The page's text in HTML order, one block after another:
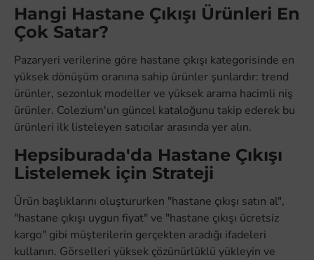
Hangi Hastane Çıkışı Ürünleri En
Çok Satar?
Pazaryeri verilerine göre hastane çıkışı kategorisinde en
yüksek dönüşüm oranına sahip ürünler şunlardır: trend
ürünler, sezonluk modeller ve yüksek arama hacimli niş
ürünler. Colezium'un güncel kataloğunu takip ederek bu
ürünleri ilk listeleyen satıcılar arasında yer alın.
Hepsiburada'da Hastane Çıkışı
Listelemek için Strateji
Ürün başlıklarını oluştururken "hastane çıkışı satın al",
"hastane çıkışı uygun fiyat" ve "hastane çıkışı ücretsiz
kargo" gibi müşterilerin gerçekten aradığı ifadeleri
kullanın. Görselleri yüksek çözünürlüklü yükleyin ve